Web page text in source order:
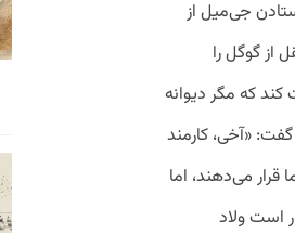
جی‌میل از
گوگل را
که مگر دیوانه
«آخی، کارمند
می‌دهند، اما
است ولاد